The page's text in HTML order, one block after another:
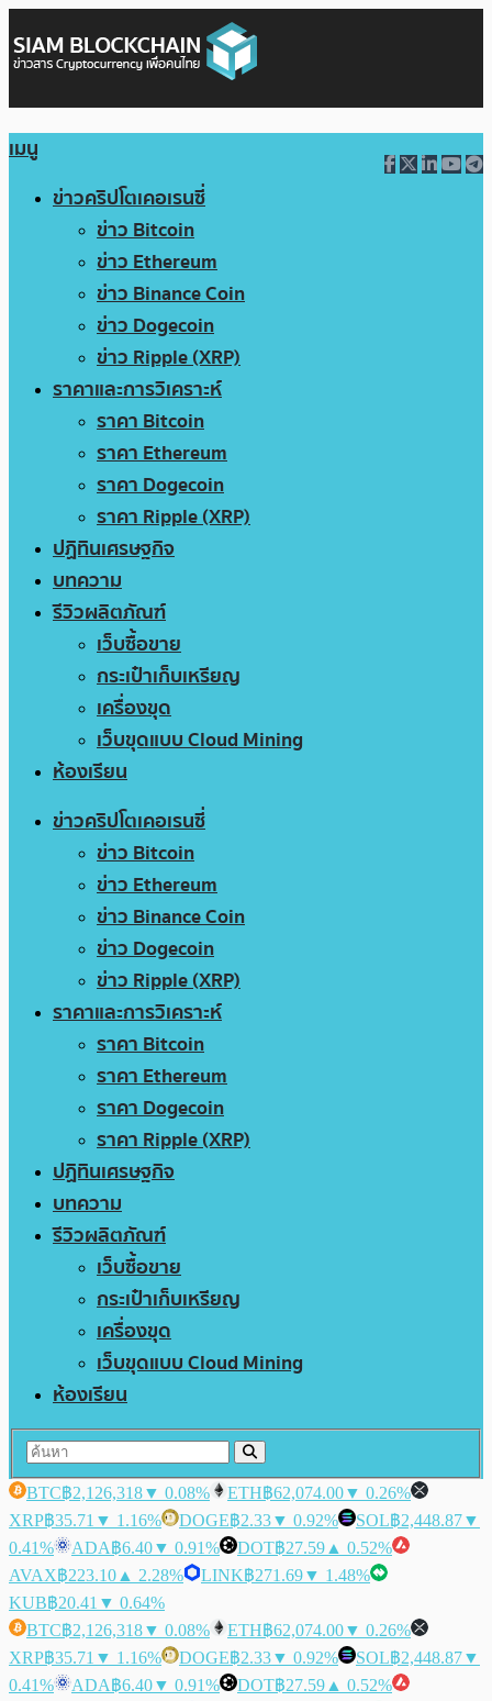
เมนู
ข่าวคริปโตเคอเรนซี่
ข่าว Bitcoin
ข่าว Ethereum
ข่าว Binance Coin
ข่าว Dogecoin
ข่าว Ripple (XRP)
ราคาและการวิเคราะห์
ราคา Bitcoin
ราคา Ethereum
ราคา Dogecoin
ราคา Ripple (XRP)
ปฏิทินเศรษฐกิจ
บทความ
รีวิวผลิตภัณฑ์
เว็บซื้อขาย
กระเป๋าเก็บเหรียญ
เครื่องขุด
เว็บขุดแบบ Cloud Mining
ห้องเรียน
ข่าวคริปโตเคอเรนซี่
ข่าว Bitcoin
ข่าว Ethereum
ข่าว Binance Coin
ข่าว Dogecoin
ข่าว Ripple (XRP)
ราคาและการวิเคราะห์
ราคา Bitcoin
ราคา Ethereum
ราคา Dogecoin
ราคา Ripple (XRP)
ปฏิทินเศรษฐกิจ
บทความ
รีวิวผลิตภัณฑ์
เว็บซื้อขาย
กระเป๋าเก็บเหรียญ
เครื่องขุด
เว็บขุดแบบ Cloud Mining
ห้องเรียน
BTC฿2,126,318▼ 0.08% ETH฿62,074.00▼ 0.26%
XRP฿35.71 ▼ 1.16% DOGE฿2.33▼ 0.92% SOL฿2,448.87▼
0.41%
ADA฿6.40▼ 0.91% DOT฿27.59 ▲ 0.52%
AVAX฿223.10 ▲ 2.28% LINK฿271.69▼ 1.48%
KUB฿20.41 ▼ 0.64%
BTC฿2,126,318▼ 0.08% ETH฿62,074.00▼ 0.26%
XRP฿35.71 ▼ 1.16% DOGE฿2.33▼ 0.92% SOL฿2,448.87▼
0.41%
ADA฿6.40▼ 0.91% DOT฿27.59 ▲ 0.52%